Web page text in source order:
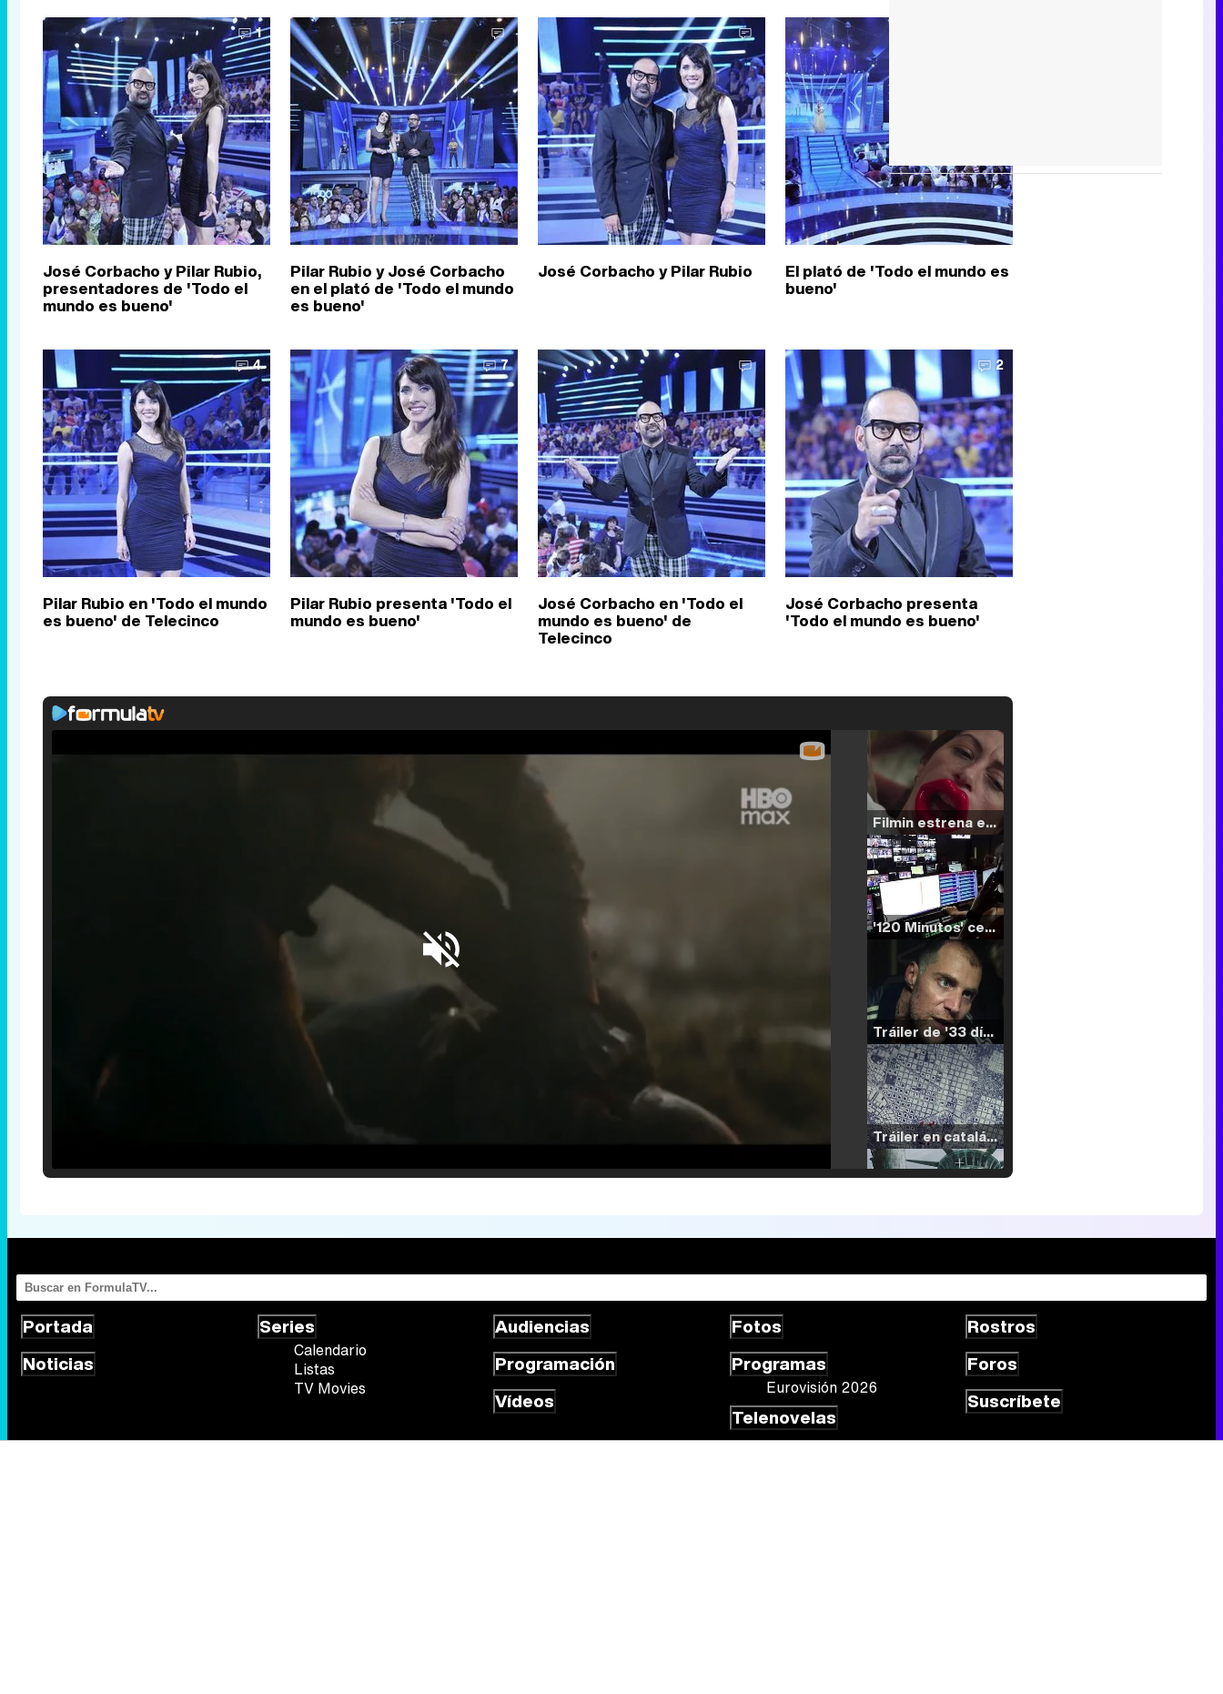
1
José Corbacho y Pilar Rubio,
presentadores de 'Todo el
mundo es bueno'
Pilar Rubio y José Corbacho
en el plató de 'Todo el mundo
es bueno'
José Corbacho y Pilar Rubio El plató de 'Todo el mundo es
bueno'
4
Pilar Rubio en 'Todo el mundo
es bueno' de Telecinco
Filmin estrena el tráiler de 'Millennial Mal', su nueva comedia universitaria de la mano de Lorena Iglesias
'120 Minutos' celebra sus 2.000 programas en Telemadrid con un vídeo del día a día en la redacción
Tráiler de '33 días', la nueva serie de Atresplayer con Julián Villagrán y José Manuel Poga
Tráiler en catalán de 'Ravalear', la nueva serie de HBO Max sobre los fondos buitre
Tráiler de la tercera temporada de 'The Walking Dead: Dead City' de AMC+
Canción ganadora de Eurovisión 2026: DARA con "Bangaranga" por Bulgaria
7
Pilar Rubio presenta 'Todo el
mundo es bueno'
José Corbacho en 'Todo el
mundo es bueno' de
Telecinco
2
José Corbacho presenta
'Todo el mundo es bueno'
Portada
Noticias
Series
Calendario
Listas
TV Movies
Audiencias
Programación
Vídeos
Fotos
Programas
Eurovisión 2026
Telenovelas
Rostros
Foros
Suscríbete